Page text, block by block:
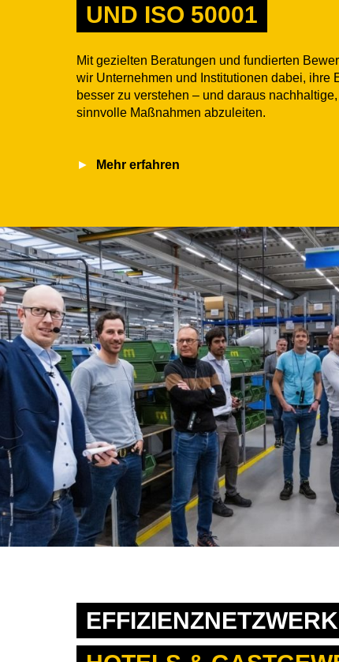
UND ISO 50001
Mit gezielten Beratungen und fundierten
wir Unternehmen und Institutionen dabei, ihre
besser zu verstehen – und daraus
sinnvolle Maßnahmen abzuleiten.
Mehr erfahren
EFFIZIENZNETZWERK